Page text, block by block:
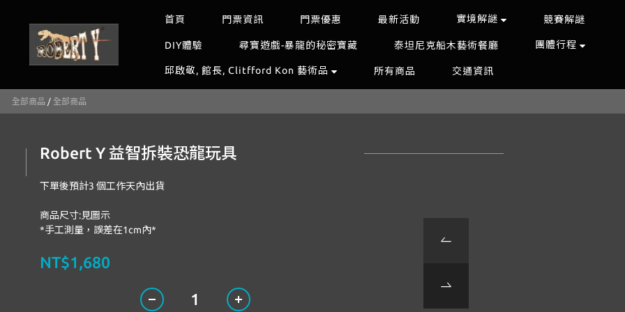
首頁 門票資訊 門票優惠 最新活動 實境解謎 競賽解謎
DIY體驗 尋寶遊戲-暴龍的秘密寶藏 泰坦尼克船木藝術餐廳 團體行程
邱啟敬, 館長, Clitfford Kon 藝術品 所有商品 交通資訊
全部商品 / 全部商品
Robert Y 益智拆裝恐龍玩具
下單後預計3 個工作天內出貨
商品尺寸:見圖示
*手工測量，誤差在1cm內*
NT$1,680